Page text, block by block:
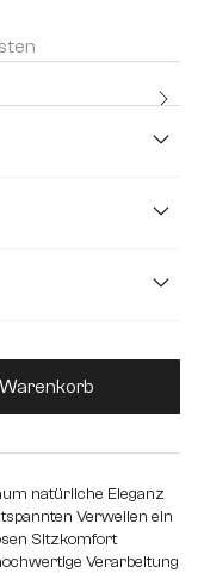
Gib den
natürliche Eleganz
Verweilen ein
Sitzkomfort
Verarbeitung